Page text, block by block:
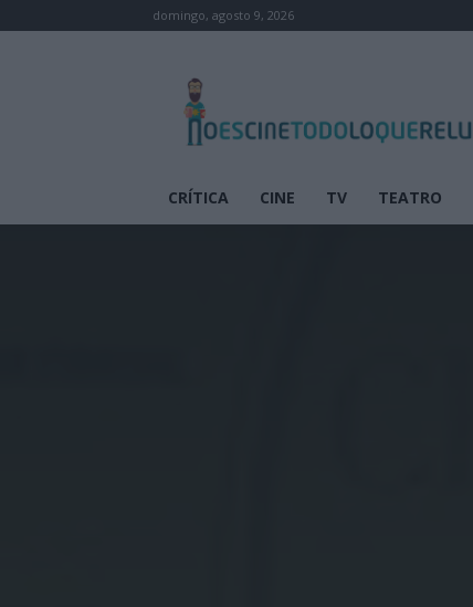
domingo, agosto 9, 2026
cine
todo
que
CRÍTICA CINE TV TEATRO